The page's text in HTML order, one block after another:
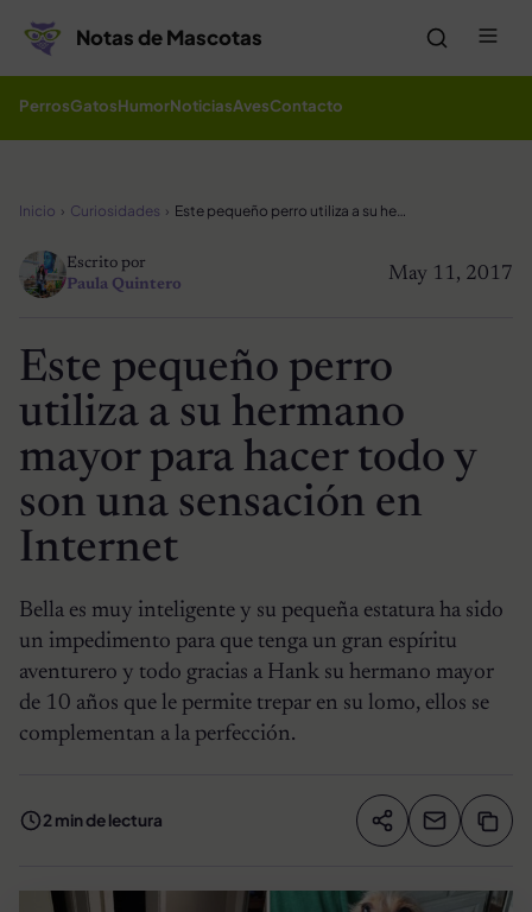
Notas de Mascotas
PerrosGatosHumorNoticiasAvesContacto
Inicio Curiosidades Este pequeño perro utiliza a su hermano mayor para hacer todo y son una sensación en Internet
May 11, 2017
Escrito por
Paula Quintero
Este pequeño perro
utiliza a su hermano
mayor para hacer todo y
son una sensación en
Internet
Bella es muy inteligente y su pequeña estatura ha sido
un impedimento para que tenga un gran espíritu
aventurero y todo gracias a Hank su hermano mayor
de 10 años que le permite trepar en su lomo, ellos se
complementan a la perfección.
2 min de lectura Compartir